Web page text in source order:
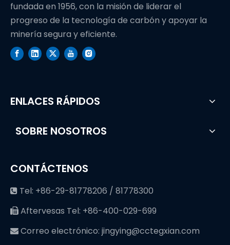
fundada en 1956, con la misión de liderar el
progreso de la tecnología de carbón y apoyar la
minería segura y eficiente.
ENLACES RÁPIDOS
SOBRE NOSOTROS
CONTÁCTENOS
 Tel: +86-29-81778206 / 81778300
 Aftervesas Tel: +86-400-029-699
 Correo electrónico: jingying@cctegxian.com